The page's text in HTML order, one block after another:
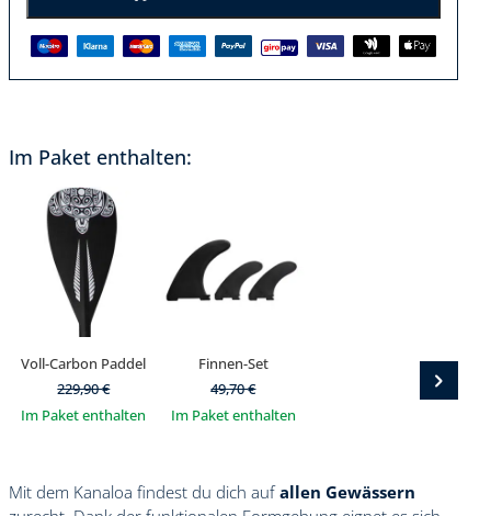
Im Paket enthalten:
Voll-Carbon Paddel
229,90€
Im Paket enthalten
Finnen-Set
49,70€
Im Paket enthalten
Mit dem Kanaloa findest du dich aufallen Gewässern